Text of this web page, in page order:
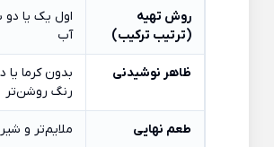
روش تهیه
(ترتیب ترکیب)
آب
ظاهر نوشیدنی
بدون کرما یا
رنگ روشن‌تر
طعم نهایی ملایم‌تر و